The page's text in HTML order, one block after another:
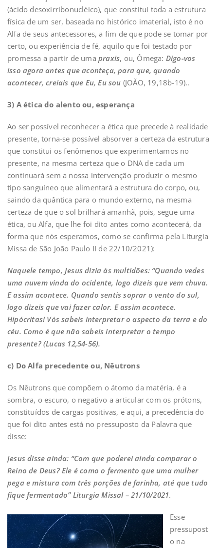
(ácido desoxirribonucléico), que constitui toda a estrutura
física de um ser, baseada no histórico imaterial, isto é no
Alfa de seus antecessores, a fim de que pode se tomar por
certo, ou experiência de fé, aquilo que foi testado por
promessa a partir de uma praxis, ou, Ômega: Digo-vos
isso agora antes que aconteça, para que, quando
acontecer, creiais que Eu, Eu sou (JOÃO, 19,18b-19)..
3) A ética do alento ou, esperança
Ao ser possível reconhecer a ética que precede à realidade
presente, torna-se possível absorver a certeza da estrutura
que constitui os fenômenos que experimentamos no
presente, na mesma certeza que o DNA de cada um
continuará sem a nossa intervenção produzir o mesmo
tipo sanguíneo que alimentará a estrutura do corpo, ou,
saindo da quântica para o mundo externo, na mesma
certeza de que o sol brilhará amanhã, pois, segue uma
ética, ou Alfa, que lhe foi dito antes como acontecerá, da
forma que nós esperamos, como se confirma pela Liturgia
Missa de São João Paulo II de 22/10/2021):
Naquele tempo, Jesus dizia às multidões: “Quando vedes
uma nuvem vinda do ocidente, logo dizeis que vem chuva.
E assim acontece. Quando sentis soprar o vento do sul,
logo dizeis que vai fazer calor. E assim acontece.
Hipócritas! Vós sabeis interpretar o aspecto da terra e do
céu. Como é que não sabeis interpretar o tempo
presente? (Lucas 12,54-56).
c) Do Alfa precedente ou, Nêutrons
Os Nêutrons que compõem o átomo da matéria, é a
sombra, o escuro, o negativo a articular com os prótons,
constituídos de cargas positivas, e aqui, a precedência do
que foi dito antes está no pressuposto da Palavra que
disse:
Jesus disse ainda: “Com que poderei ainda comparar o
Reino de Deus? Ele é como o fermento que uma mulher
pega e mistura com três porções de farinha, até que tudo
fique fermentado” Liturgia Missal – 21/10/2021.
Esse
pressupost
o na